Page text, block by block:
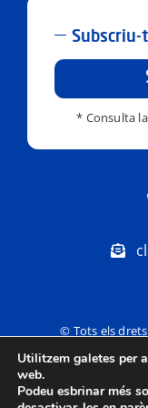
* Consulta
© Tots els
Utilitzem galetes per
web.
Podeu esbrinar més